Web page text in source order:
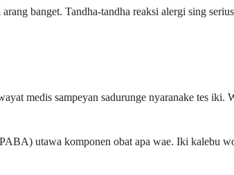
banget. Tandha-tandha reaksi alergi sing
medis sampeyan sadurunge nyaranake tes iki.
utawa komponen obat apa wae. Iki kalebu